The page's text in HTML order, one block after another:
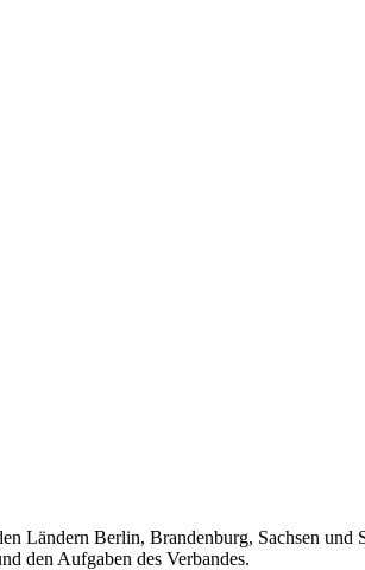
Ländern Berlin, Brandenburg, Sachsen und
den Aufgaben des Verbandes.